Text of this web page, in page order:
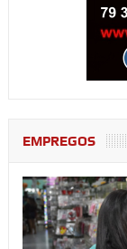
EMPREGOS